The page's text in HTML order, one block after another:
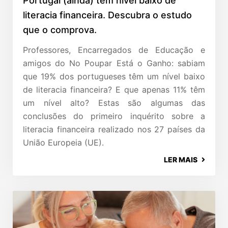
literacia financeira. Descubra o estudo
que o comprova.
Professores, Encarregados de Educação e
amigos do No Poupar Está o Ganho: sabiam
que 19% dos portugueses têm um nível baixo
de literacia financeira? E que apenas 11% têm
um nível alto? Estas são algumas das
conclusões do primeiro inquérito sobre a
literacia financeira realizado nos 27 países da
União Europeia (UE).
LER MAIS